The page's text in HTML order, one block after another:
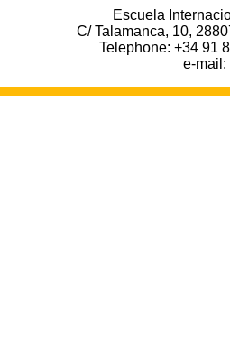
Escuela
C/ Talamanca, 10,
Telephone: +34 91
e-mail: